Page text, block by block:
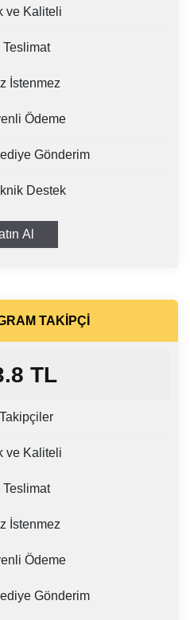
ve Kaliteli
Teslimat
İstenmez
Ödeme
Gönderim
Destek
Al
TAKIPÇI
TL
ve Kaliteli
Teslimat
İstenmez
Ödeme
Gönderim